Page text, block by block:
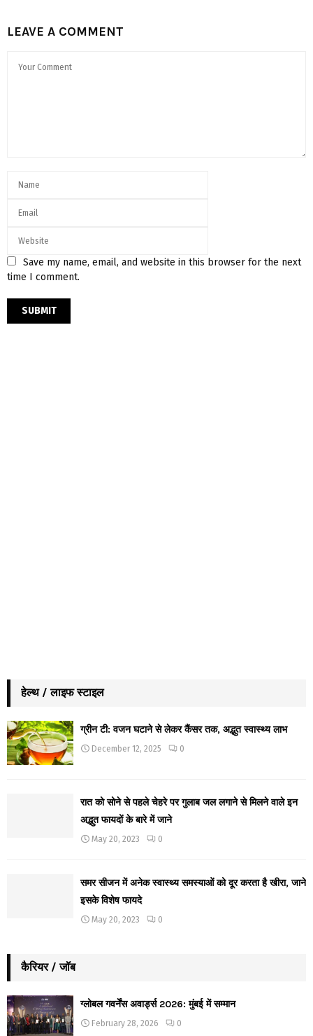
LEAVE A COMMENT
Save my name, email, and website in this browser for the next
time I comment.
हेल्थ / लाइफ स्टाइल
ग्रीन टी: वजन घटाने से लेकर कैंसर तक, अद्भुत स्वास्थ्य लाभ
December 12, 2025 0
रात को सोने से पहले चेहरे पर गुलाब जल लगाने से मिलने वाले इन
अद्भुत फायदों के बारे में जाने
May 20, 2023 0
समर सीजन में अनेक स्वास्थ्य समस्याओं को दूर करता है खीरा, जाने
इसके विशेष फायदे
May 20, 2023 0
कैरियर / जॉब
ग्लोबल गवर्नेंस अवार्ड्स 2026: मुंबई में सम्मान
February 28, 2026 0